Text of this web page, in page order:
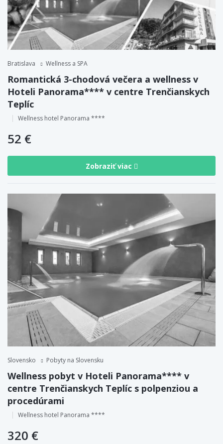
Bratislava Wellness a SPA
Romantická 3-chodová večera a wellness v
Hoteli Panorama**** v centre Trenčianskych
Teplíc
Wellness hotel Panorama ****
52 €
Zobraziť viac
Slovensko Pobyty na Slovensku
Wellness pobyt v Hoteli Panorama**** v
centre Trenčianskych Teplíc s polpenziou a
procedúrami
Wellness hotel Panorama ****
320 €